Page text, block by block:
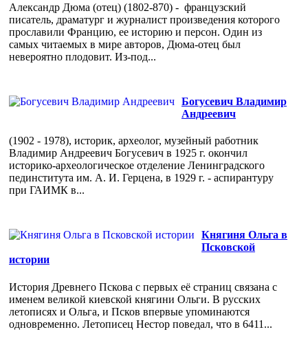
Александр Дюма (отец) (1802-870) - французский
писатель, драматург и журналист произведения которого
прославили Францию, ее историю и персон. Один из
самых читаемых в мире авторов, Дюма-отец был
невероятно плодовит. Из-под...
Богусевич Владимир
Андреевич
(1902 - 1978), историк, археолог, музейный работник
Владимир Андреевич Богусевич в 1925 г. окончил
историко-археологическое отделение Ленинградского
пединститута им. А. И. Герцена, в 1929 г. - аспирантуру
при ГАИМК в...
Княгиня Ольга в
Псковской
истории
История Древнего Пскова с первых её страниц связана с
именем великой киевской княгини Ольги. В русских
летописях и Ольга, и Псков впервые упоминаются
одновременно. Летописец Нестор поведал, что в 6411...